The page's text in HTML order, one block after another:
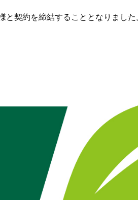
と契約を締結することとなりました